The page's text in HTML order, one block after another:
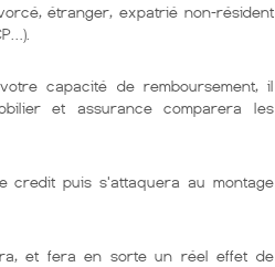
étranger, expatrié non-résident
capacité de remboursement, il
et assurance comparera les
credit puis s'attaquera au montage
et fera en sorte un réel effet de